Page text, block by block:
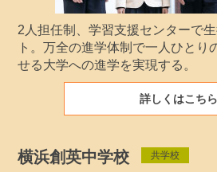
2人担任制、学習支援センターで
ト。万全の進学体制で一人ひとり
せる大学への進学を実現する。
詳しくはこちら
横浜創英中学校 共学校